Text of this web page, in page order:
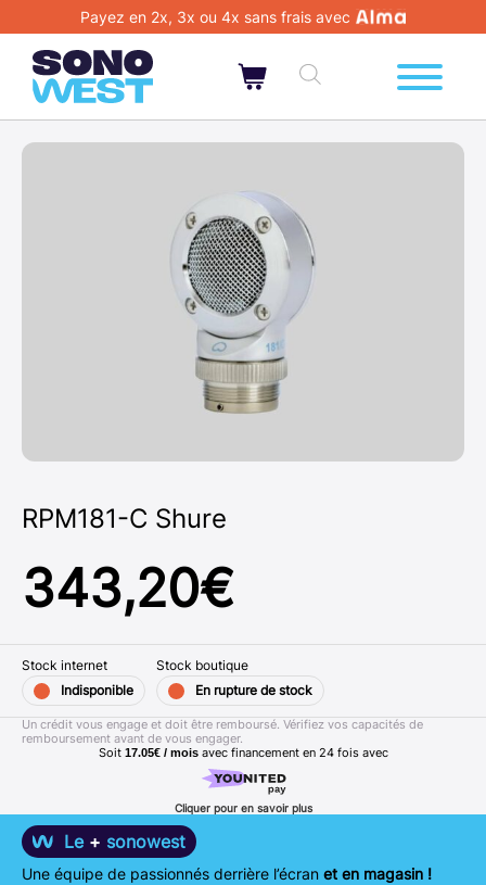
Payez en 2x, 3x ou 4x sans frais avec
RPM181-C Shure
343,20€
Soit 17.05€ / mois avec financement en 24 fois avec
Cliquer pour en savoir plus
Un crédit vous engage et doit être remboursé. Vérifiez vos capacités de
remboursement avant de vous engager.
Stock internet
Indisponible
Stock boutique
En rupture de stock
Le + sonowest
Une équipe de passionnés derrière l’écran et en magasin !